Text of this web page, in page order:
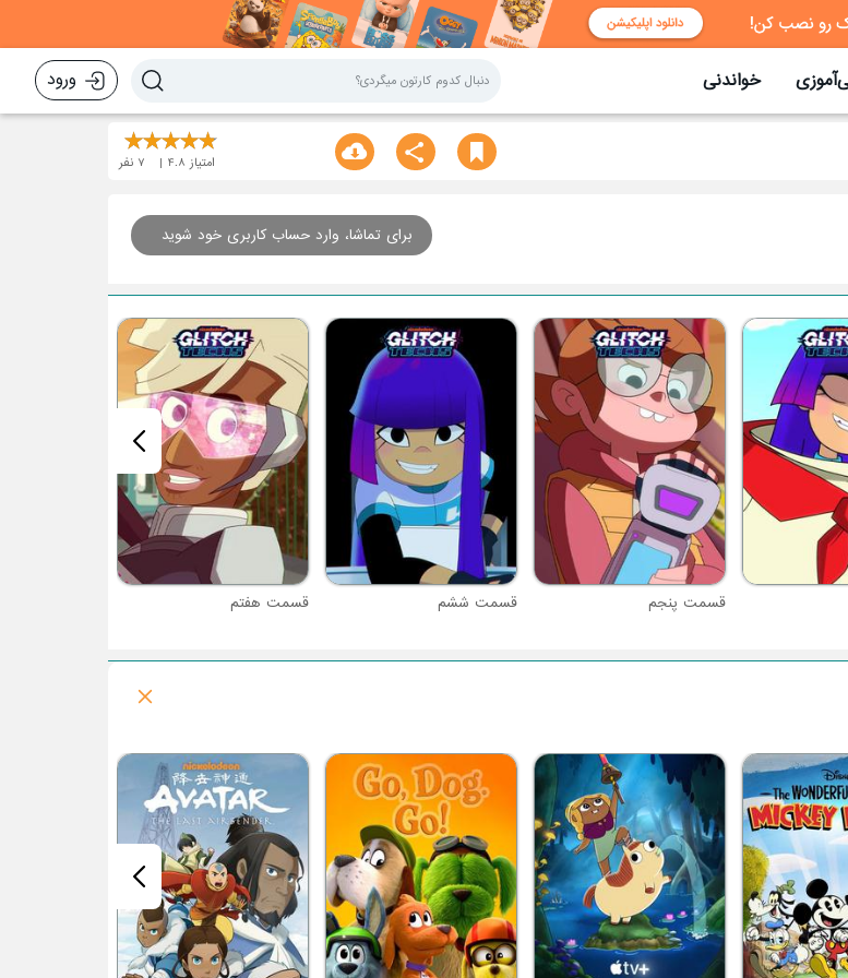
خواندنی ورود
امتیاز 4.8
7 نفر
برای تماشا، وارد حساب کاربری خود شوید
قسمت پنجم قسمت ششم قسمت هفتم